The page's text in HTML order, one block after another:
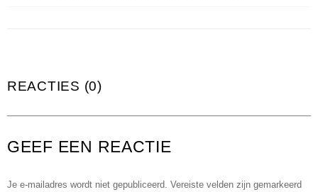
REACTIES (0)
GEEF EEN REACTIE
Je e-mailadres wordt niet gepubliceerd. Vereiste velden zijn gemarkeerd